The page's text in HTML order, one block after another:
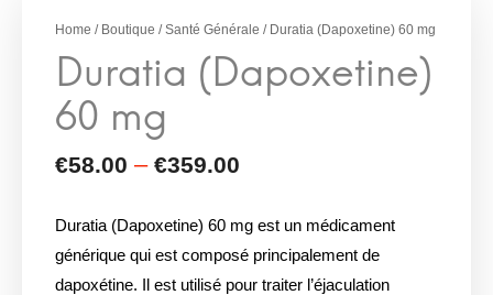
Home / Boutique /Santé Générale / Duratia (Dapoxetine) 60 mg
Duratia (Dapoxetine) 60 mg est un médicament
générique qui est composé principalement de
dapoxétine. Il est utilisé pour traiter l’éjaculation